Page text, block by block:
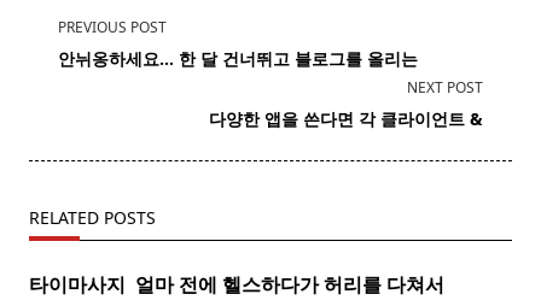
<span
class="nav-
text">Page</span>
PREVIOUS POST
안뉘옹하세요… 한 달 건너뛰고 블로그를 올리는
NEXT POST
다양한 앱을 쓴다면 각 클라이언트 &
RELATED POSTS
타이마사지 ​ 얼마 전에 헬스하다가 허리를 다쳐서